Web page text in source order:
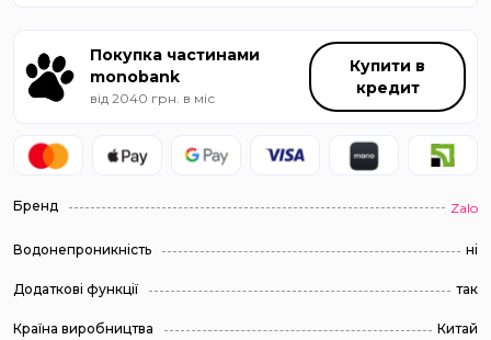
Покупка частинами
monobank
від 2040 грн. в міс
Купити в
кредит
Бренд Zalo
Водонепроникність ні
Додаткові функції так
Країна виробництва Китай